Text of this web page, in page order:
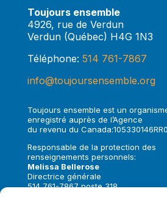
Toujours ensemble
4926, rue de Verdun
Verdun (Québec) H4G 1N3
Téléphone: 514 761-7867
info@toujoursensemble.org
Toujours ensemble est un
enregistré auprès de l’Agence
du revenu du
Responsable de la protection des
renseignements personnels:
Melissa Bellerose
Directrice générale
514 761-7867 poste 318